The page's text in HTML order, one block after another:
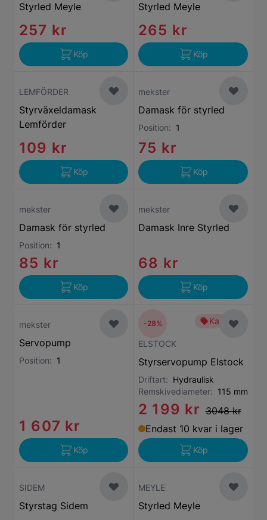
Styrled Meyle
257 kr
Köp
Styrled Meyle
265 kr
Köp
LEMFÖRDER
Styrväxeldamask
Lemförder
109 kr
Köp
mekster
Damask för styrled
Position: 1
75 kr
Köp
mekster
Damask för styrled
Position: 1
85 kr
Köp
mekster
Damask Inre Styrled
68 kr
Köp
mekster
Servopump
Position: 1
1 607 kr
Köp
Kampanj
ELSTOCK
Styrservopump Elstock
Driftart: Hydraulisk
Remskivediameter: 115 mm
2 199 kr 3048 kr
-28%
Endast 10 kvar i lager
Köp
SIDEM
Styrstag Sidem
MEYLE
Styrled Meyle